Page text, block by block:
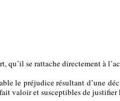
qu’il se rattache directement à
le préjudice résultant d’une
valoir et susceptibles de